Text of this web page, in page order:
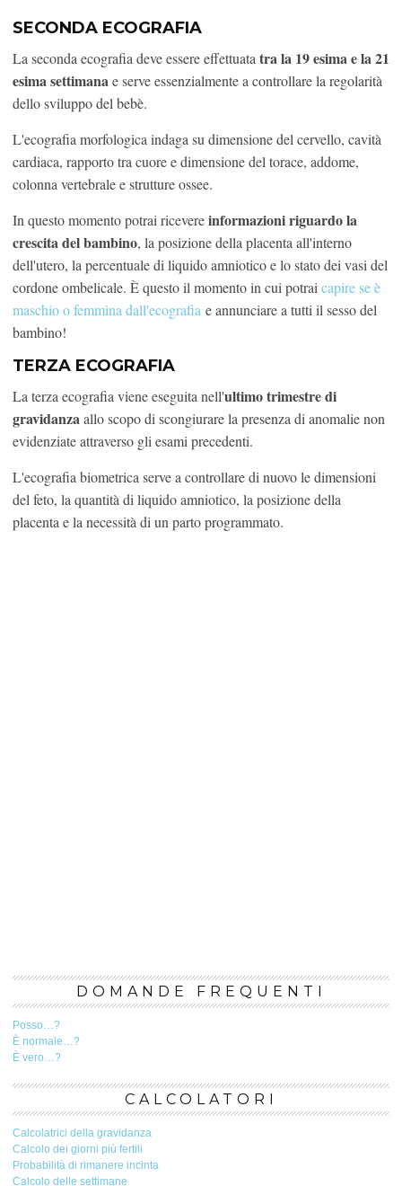
SECONDA ECOGRAFIA
La seconda ecografia deve essere effettuata tra la 19 esima e la 21
esima settimanae serve essenzialmente a controllare la regolarità
dello sviluppo del bebè.
L'ecografia morfologica indaga su dimensione del cervello, cavità
cardiaca, rapporto tra cuore e dimensione del torace, addome,
colonna vertebrale e strutture ossee.
In questo momento potrai ricevereinformazioni riguardo la
crescita del bambino, la posizione della placenta all'interno
dell'utero, la percentuale di liquido amniotico e lo stato dei vasi del
cordone ombelicale. È questo il momento in cui potrai capire se è
maschio o femmina dall'ecografia e annunciare a tutti il sesso del
bambino!
TERZA ECOGRAFIA
La terza ecografia viene eseguita nell'ultimo trimestre di
gravidanzaallo scopo di scongiurare la presenza di anomalie non
evidenziate attraverso gli esami precedenti.
L'ecografia biometrica serve a controllare di nuovo le dimensioni
del feto, la quantità di liquido amniotico, la posizione della
placenta e la necessità di un parto programmato.
DOMANDE FREQUENTI
Posso…?
È normale…?
È vero…?
CALCOLATORI
Calcolatrici della gravidanza
Calcolo dei giorni più fertili
Probabilità di rimanere incinta
Calcolo delle settimane